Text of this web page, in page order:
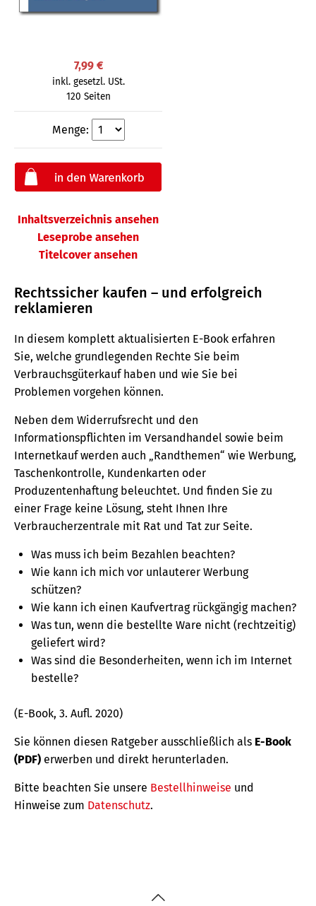
7,99 €
inkl. gesetzl. USt.
120 Seiten
Menge:
Inhaltsverzeichnis ansehen
Leseprobe ansehen
Titelcover ansehen
Rechtssicher kaufen – und erfolgreich
reklamieren
In diesem komplett aktualisierten E-Book erfahren
Sie, welche grundlegenden Rechte Sie beim
Verbrauchsgüterkauf haben und wie Sie bei
Problemen vorgehen können.
Neben dem Widerrufsrecht und den
Informationspflichten im Versandhandel sowie beim
Internetkauf werden auch „Randthemen“ wie Werbung,
Taschenkontrolle, Kundenkarten oder
Produzentenhaftung beleuchtet. Und finden Sie zu
einer Frage keine Lösung, steht Ihnen Ihre
Verbraucherzentrale mit Rat und Tat zur Seite.
Was muss ich beim Bezahlen beachten?
Wie kann ich mich vor unlauterer Werbung
schützen?
Wie kann ich einen Kaufvertrag rückgängig machen?
Was tun, wenn die bestellte Ware nicht (rechtzeitig)
geliefert wird?
Was sind die Besonderheiten, wenn ich im Internet
bestelle?
(E-Book, 3. Aufl. 2020)
Sie können diesen Ratgeber ausschließlich als E-Book
(PDF) erwerben und direkt herunterladen.
Bitte beachten Sie unsere Bestellhinweise und
Hinweise zum Datenschutz.